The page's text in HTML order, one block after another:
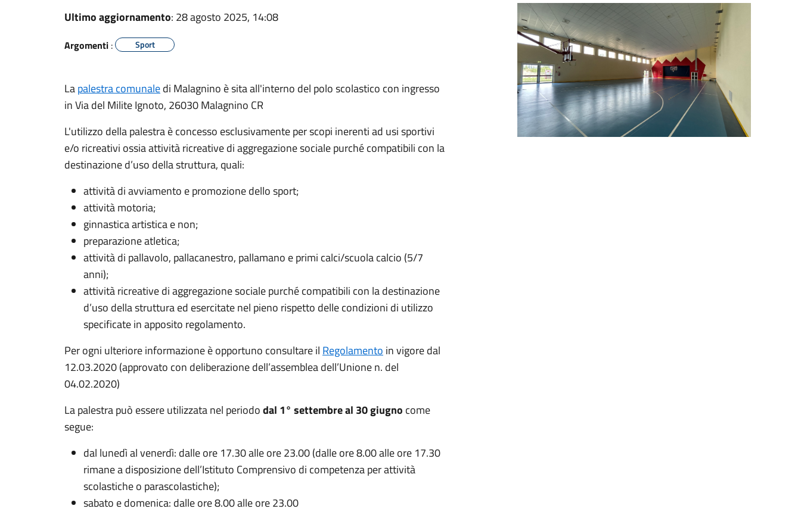
Ultimo aggiornamento: 28 agosto 2025, 14:08
Argomenti : Sport
Lapalestra comunaledi Malagnino è sita all'interno del polo scolastico con ingresso
in Via del Milite Ignoto, 26030 Malagnino CR
L'utilizzo della palestra è concesso esclusivamente per scopi inerenti ad usi sportivi
e/o ricreativi ossia attività ricreative di aggregazione sociale purché compatibili con la
destinazione d’uso della struttura, quali:
attività di avviamento e promozione dello sport;
attività motoria;
ginnastica artistica e non;
preparazione atletica;
attività di pallavolo, pallacanestro, pallamano e primi calci/scuola calcio (5/7
anni);
attività ricreative di aggregazione sociale purché compatibili con la destinazione
d’uso della struttura ed esercitate nel pieno rispetto delle condizioni di utilizzo
specificate in apposito regolamento.
Per ogni ulteriore informazione è opportuno consultare il Regolamento in vigore dal
12.03.2020 (approvato con deliberazione dell’assemblea dell’Unione n. del
04.02.2020)
La palestra può essere utilizzata nel periododal 1° settembre al 30 giugno come
segue:
dal lunedì al venerdì: dalle ore 17.30 alle ore 23.00 (dalle ore 8.00 alle ore 17.30
rimane a disposizione dell’Istituto Comprensivo di competenza per attività
scolastiche o parascolastiche);
sabato e domenica: dalle ore 8.00 alle ore 23.00